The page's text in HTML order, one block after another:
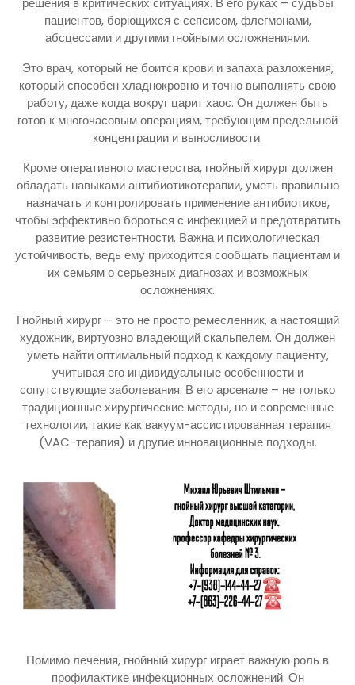
пациентов, борющихся с сепсисом, флегмонами,
абсцессами и другими гнойными осложнениями.
Это врач, который не боится крови и запаха разложения,
который способен хладнокровно и точно выполнять свою
работу, даже когда вокруг царит хаос. Он должен быть
готов к многочасовым операциям, требующим предельной
концентрации и выносливости.
Кроме оперативного мастерства, гнойный хирург должен
обладать навыками антибиотикотерапии, уметь правильно
назначать и контролировать применение антибиотиков,
чтобы эффективно бороться с инфекцией и предотвратить
развитие резистентности. Важна и психологическая
устойчивость, ведь ему приходится сообщать пациентам и
их семьям о серьезных диагнозах и возможных
осложнениях.
Гнойный хирург – это не просто ремесленник, а настоящий
художник, виртуозно владеющий скальпелем. Он должен
уметь найти оптимальный подход к каждому пациенту,
учитывая его индивидуальные особенности и
сопутствующие заболевания. В его арсенале – не только
традиционные хирургические методы, но и современные
технологии, такие как вакуум-ассистированная терапия
(VAC-терапия) и другие инновационные подходы.
Помимо лечения, гнойный хирург играет важную роль в
профилактике инфекционных осложнений. Он